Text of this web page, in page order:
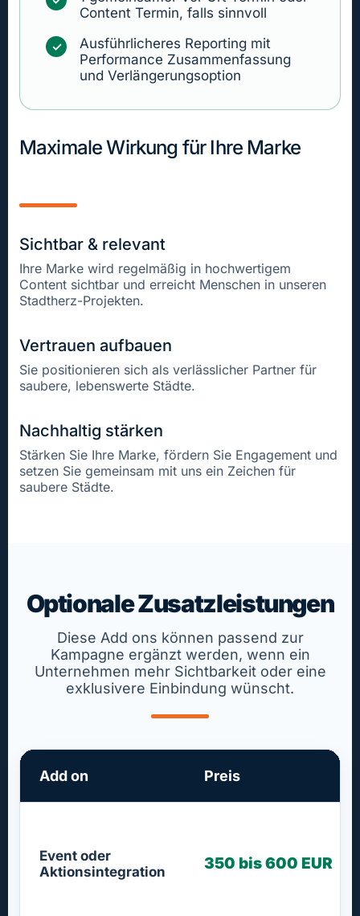
Content Termin, falls sinnvoll
✓
Ausführlicheres Reporting mit
Performance Zusammenfassung
und Verlängerungsoption
Maximale Wirkung für Ihre Marke
Sichtbar & relevant
Ihre Marke wird regelmäßig in hochwertigem
Content sichtbar und erreicht Menschen in unseren
Stadtherz-Projekten.
Vertrauen aufbauen
Sie positionieren sich als verlässlicher Partner für
saubere, lebenswerte Städte.
Nachhaltig stärken
Stärken Sie Ihre Marke, fördern Sie Engagement und
setzen Sie gemeinsam mit uns ein Zeichen für
saubere Städte.
Optionale Zusatzleistungen
Diese Add ons können passend zur
Kampagne ergänzt werden, wenn ein
Unternehmen mehr Sichtbarkeit oder eine
exklusivere Einbindung wünscht.
Add on Preis
Event oder
Aktionsintegration
350 bis 600 EUR